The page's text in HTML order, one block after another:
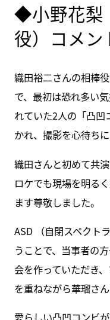
◆小野花梨
役）コメン
織田裕二さんの相棒
で、最初は恐れ多い
れていた2人の「凸
かれ、撮影を心待ち
織田さんと初めて共
ロケでも現場を明る
ます尊敬しました。
ASD （自閉スペクト
うことで、当事者の
会を作っていただき
を重ねながら華瑠さ